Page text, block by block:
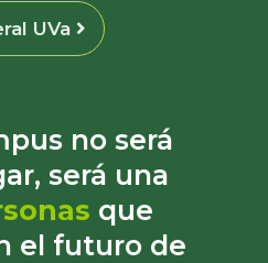
UVa
no será
será una
que
el futuro de